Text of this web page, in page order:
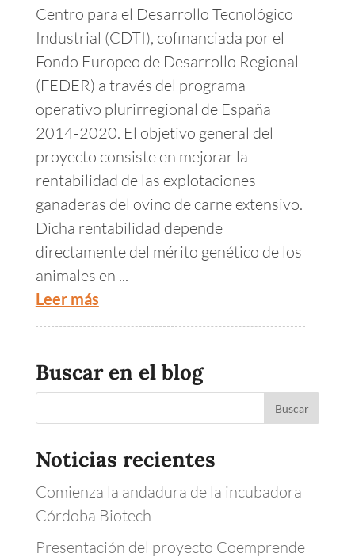
Centro para el Desarrollo Tecnológico
Industrial (CDTI), cofinanciada por el
Fondo Europeo de Desarrollo Regional
(FEDER) a través del programa
operativo plurirregional de España
2014-2020. El objetivo general del
proyecto consiste en mejorar la
rentabilidad de las explotaciones
ganaderas del ovino de carne extensivo.
Dicha rentabilidad depende
directamente del mérito genético de los
animales en ...
Leer más
Buscar en el blog
Noticias recientes
Comienza la andadura de la incubadora
Córdoba Biotech
Presentación del proyecto Coemprende